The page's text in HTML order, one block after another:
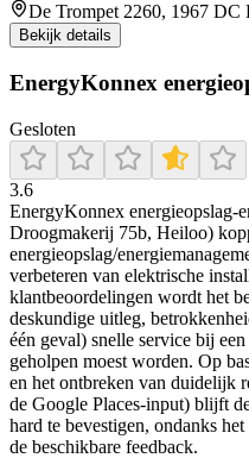
De Trompet 2260, 1967 DC
Bekijk details
EnergyKonnex
Gesloten
3.6
EnergyKonnex energieopslag-
Droogmakerij 75b, Heiloo)
energieopslag/
verbeteren van elektrische
klantbeoordelingen wordt het
deskundige uitleg,
één geval) snelle service bij
geholpen moest worden. Op
en het ontbreken van duidelijk
de Google Places-input) blijft
hard te bevestigen, ondanks
de beschikbare feedback.